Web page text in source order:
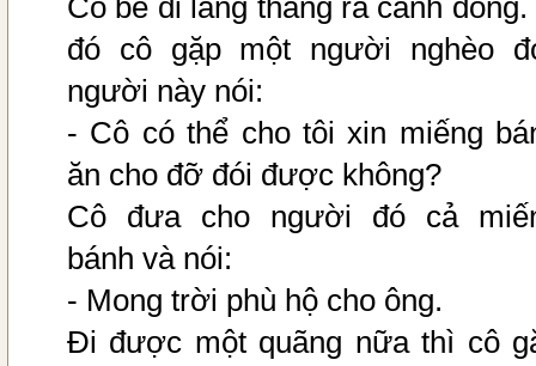
Cô bé đi lang thang ra cánh
đó cô gặp một người nghèo
người này nói:
- Cô có thể cho tôi xin miếng
ăn cho đỡ đói được không?
Cô đưa cho người đó cả
bánh và nói:
- Mong trời phù hộ cho ông.
Đi được một quãng nữa thì cô